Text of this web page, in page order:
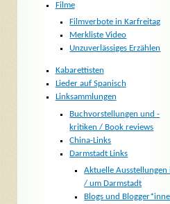
Filme
Filmverbote in Karfreitag
Merkliste Video
Unzuverlässiges Erzählen
Kabarettisten
Lieder auf Spanisch
Linksammlungen
Buchvorstellungen und -
kritiken / Book reviews
China-Links
Darmstadt Links
Aktuelle Ausstellungen
/ um Darmstadt
Blogs und